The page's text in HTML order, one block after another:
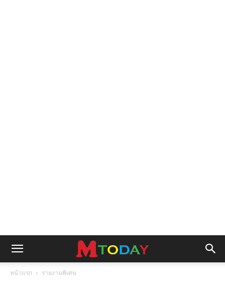
หน้าแรก รายงานพิเศษ